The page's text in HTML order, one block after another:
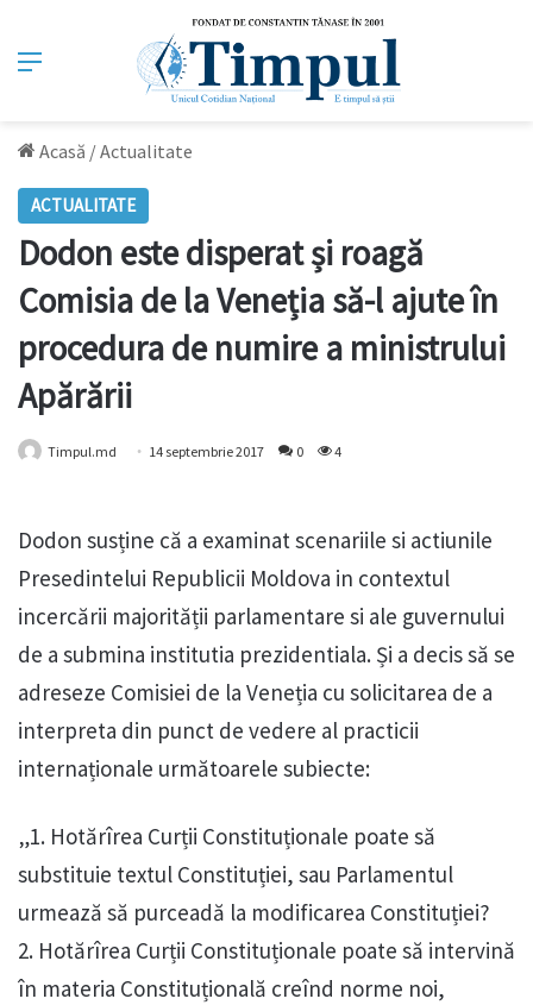
Meniu
Acasă /Actualitate
ACTUALITATE
Dodon este disperat și roagă
Comisia de la Veneția să-l ajute în
procedura de numire a ministrului
Apărării
Timpul.md 14 septembrie 2017 0 4
Dodon susține că a examinat scenariile si actiunile
Presedintelui Republicii Moldova in contextul
incercării majorității parlamentare si ale guvernului
de a submina institutia prezidentiala. Și a decis să se
adreseze Comisiei de la Veneția cu solicitarea de a
interpreta din punct de vedere al practicii
internaționale următoarele subiecte:
„1. Hotărîrea Curții Constituționale poate să
substituie textul Constituției, sau Parlamentul
urmează să purceadă la modificarea Constituției?
2. Hotărîrea Curții Constituționale poate să intervină
în materia Constituțională creînd norme noi,